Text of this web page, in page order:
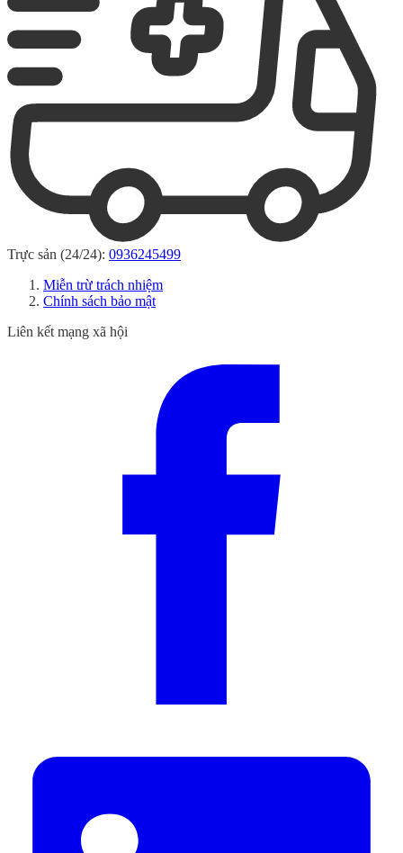
Trực sản (24/24): 0936245499
Miễn trừ trách nhiệm
Chính sách bảo mật
Liên kết mạng xã hội